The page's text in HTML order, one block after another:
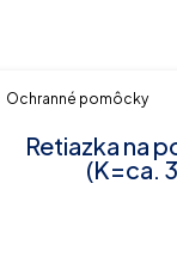
Ochranné pomôcky
Retiazka na
(K=ca.